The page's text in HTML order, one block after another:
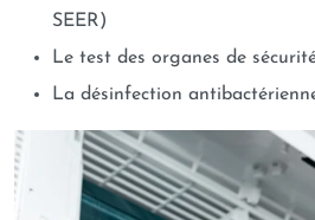
SEER)
Le test des organes de
La désinfection